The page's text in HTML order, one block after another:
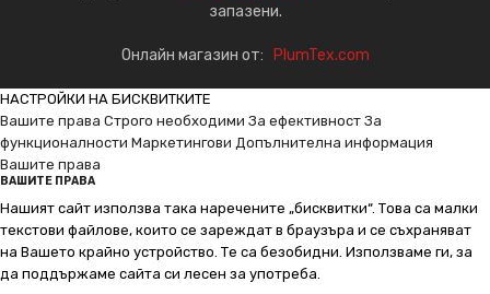
запазени.
Онлайн магазин от: PlumTex.com
НАСТРОЙКИ НА БИСКВИТКИТЕ
Вашите права Строго необходими За ефективност За
функционалности Маркетингови Допълнителна информация
Вашите права
ВАШИТЕ ПРАВА
Нашият сайт използва така наречените „бисквитки“. Това са малки
текстови файлове, които се зареждат в браузъра и се съхраняват
на Вашето крайно устройство. Те са безобидни. Използваме ги, за
да поддържаме сайта си лесен за употреба.